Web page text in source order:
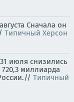
Сначала он
Типичный Херсон
июля снизились
миллиарда
Типичный